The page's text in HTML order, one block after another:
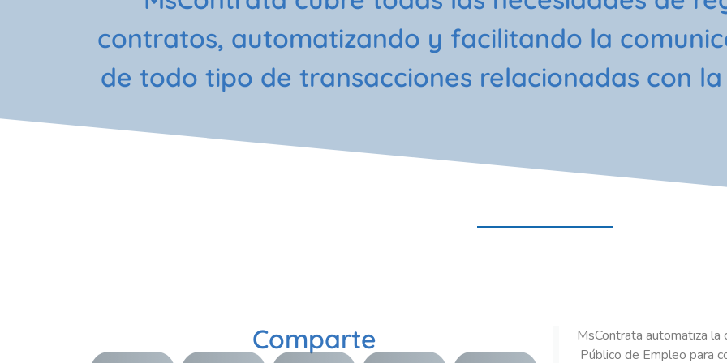
contratos, automatizando y facilitando la
de todo tipo de transacciones relacionadas con
Comparte
MsContrata automatiza la
Público de Empleo para